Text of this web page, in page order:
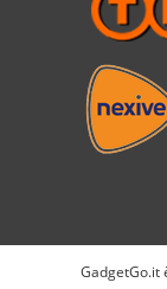
GadgetGo.it